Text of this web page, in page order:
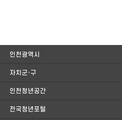
인천광역시
자치군·구
인천청년공간
전국청년포털